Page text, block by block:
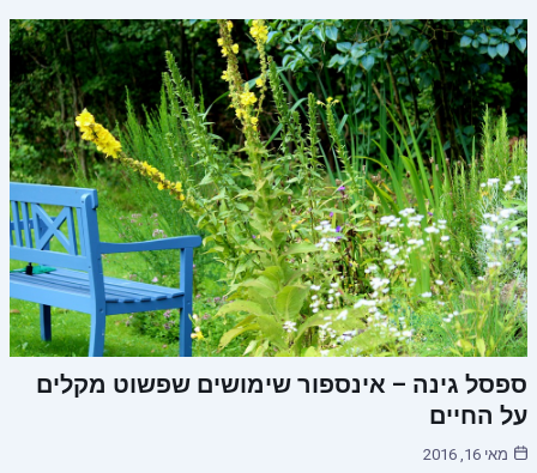
ספסל גינה – אינספור שימושים שפשוט מקלים
על החיים
מאי 16, 2016